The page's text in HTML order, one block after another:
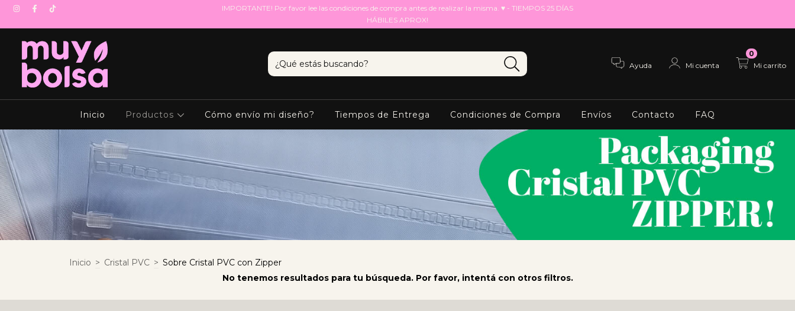
IMPORTANTE! Por favor lee las condiciones de compra antes de realizar la misma. ♥ - TIEMPOS 25 DÍAS
HÁBILES APROX!
Ayuda Mi cuenta Mi carrito
0
Inicio Productos Cómo envío mi diseño? Tiempos de Entrega Condiciones de Compra Envíos Contacto FAQ
Inicio > Cristal PVC > Sobre Cristal PVC con Zipper
No tenemos resultados para tu búsqueda. Por favor, intentá con otros filtros.